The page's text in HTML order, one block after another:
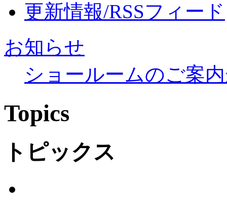
更新情報/RSSフィード
お知らせ
ショールームのご案
Topics
トピックス